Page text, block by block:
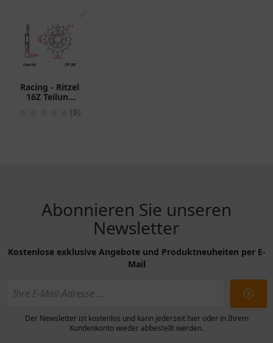
✅
Racing - Ritzel
16Z Teilung
feinverzahnt(0)
Abonnieren Sie unseren
Newsletter
Kostenlose exklusive Angebote und Produktneuheiten per E-
Mail
Der Newsletter ist kostenlos und kann jederzeit hier oder in Ihrem
Kundenkonto wieder abbestellt werden.